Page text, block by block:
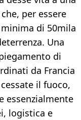
per essere
di 50mila
Una
di
da Francia
il fuoco,
essenzialmente
logistica e